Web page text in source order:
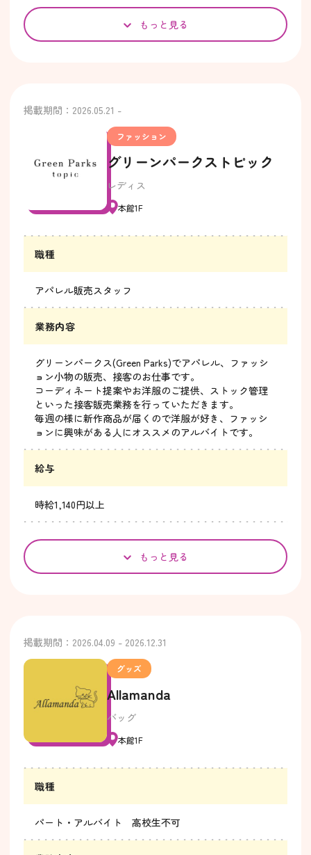
もっと見る
掲載期間：2026.05.21 -
ファッション
グリーンパークストピック
レディス
本館1F
職種
アパレル販売スタッフ
業務内容
グリーンパークス(Green Parks)でアパレル、ファッシ
ョン小物の販売、接客のお仕事です。
コーディネート提案やお洋服のご提供、ストック管理
といった接客販売業務を行っていただきます。
毎週の様に新作商品が届くので洋服が好き、ファッシ
ョンに興味がある人にオススメのアルバイトです。
給与
時給1,140円以上
もっと見る
掲載期間：2026.04.09 - 2026.12.31
グッズ
Allamanda
バッグ
本館1F
職種
パート・アルバイト 高校生不可